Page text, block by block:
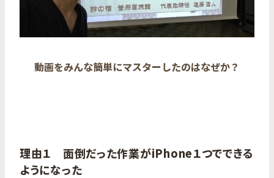
動画をみんな簡単にマスターしたのはなぜか？
理由１ 面倒だった作業がiPhone１つでできる
ようになった